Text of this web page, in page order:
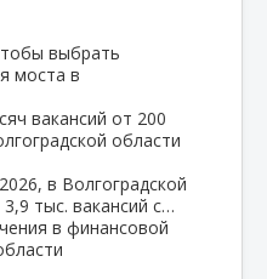
выбрать
моста в
вакансий от 200
области
в Волгоградской
тыс. вакансий с…
в финансовой